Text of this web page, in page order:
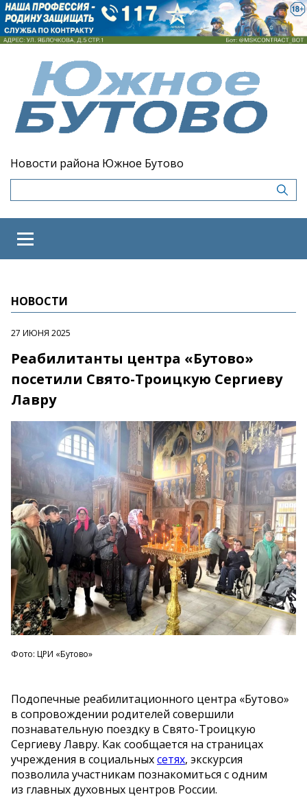
Новости района Южное Бутово
НОВОСТИ
27 ИЮНЯ 2025
Реабилитанты центра «Бутово»
посетили Свято-Троицкую Сергиеву
Лавру
Фото: ЦРИ «Бутово»
Подопечные реабилитационного центра «Бутово»
в сопровождении родителей совершили
познавательную поездку в Свято-Троицкую
Сергиеву Лавру. Как сообщается на страницах
учреждения в социальныхсетях, экскурсия
позволила участникам познакомиться содним
из главных духовных центров России.